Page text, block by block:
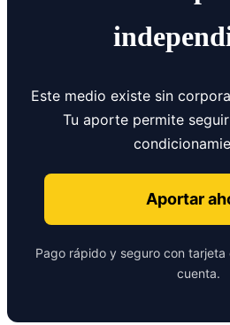
Este medio existe sin
Tu aporte permite
Aportar
Pago rápido y seguro con tarjeta
cuenta.